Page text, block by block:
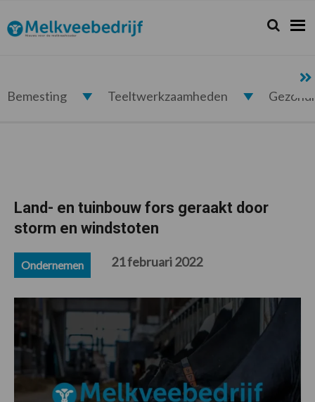
de
hoofdnavigatie
de
hoofd
de
eerste
de
voettekst
Melkveebedrijf.nl Zoeken...
Zoek
Bemesting Teeltwerkzaamheden
Land- en tuinbouw fors geraakt door
storm en windstoten
Ondernemen 21 februari 2022